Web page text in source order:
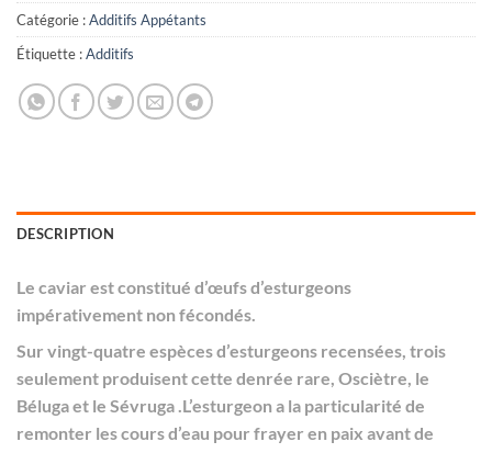
Catégorie :Additifs Appétants
Étiquette :Additifs
DESCRIPTION
Le caviar est constitué d’œufs d’esturgeons
impérativement non fécondés.
Sur vingt-quatre espèces d’esturgeons recensées, trois
seulement produisent cette denrée rare, Osciètre, le
Béluga et le Sévruga .L’esturgeon a la particularité de
remonter les cours d’eau pour frayer en paix avant de